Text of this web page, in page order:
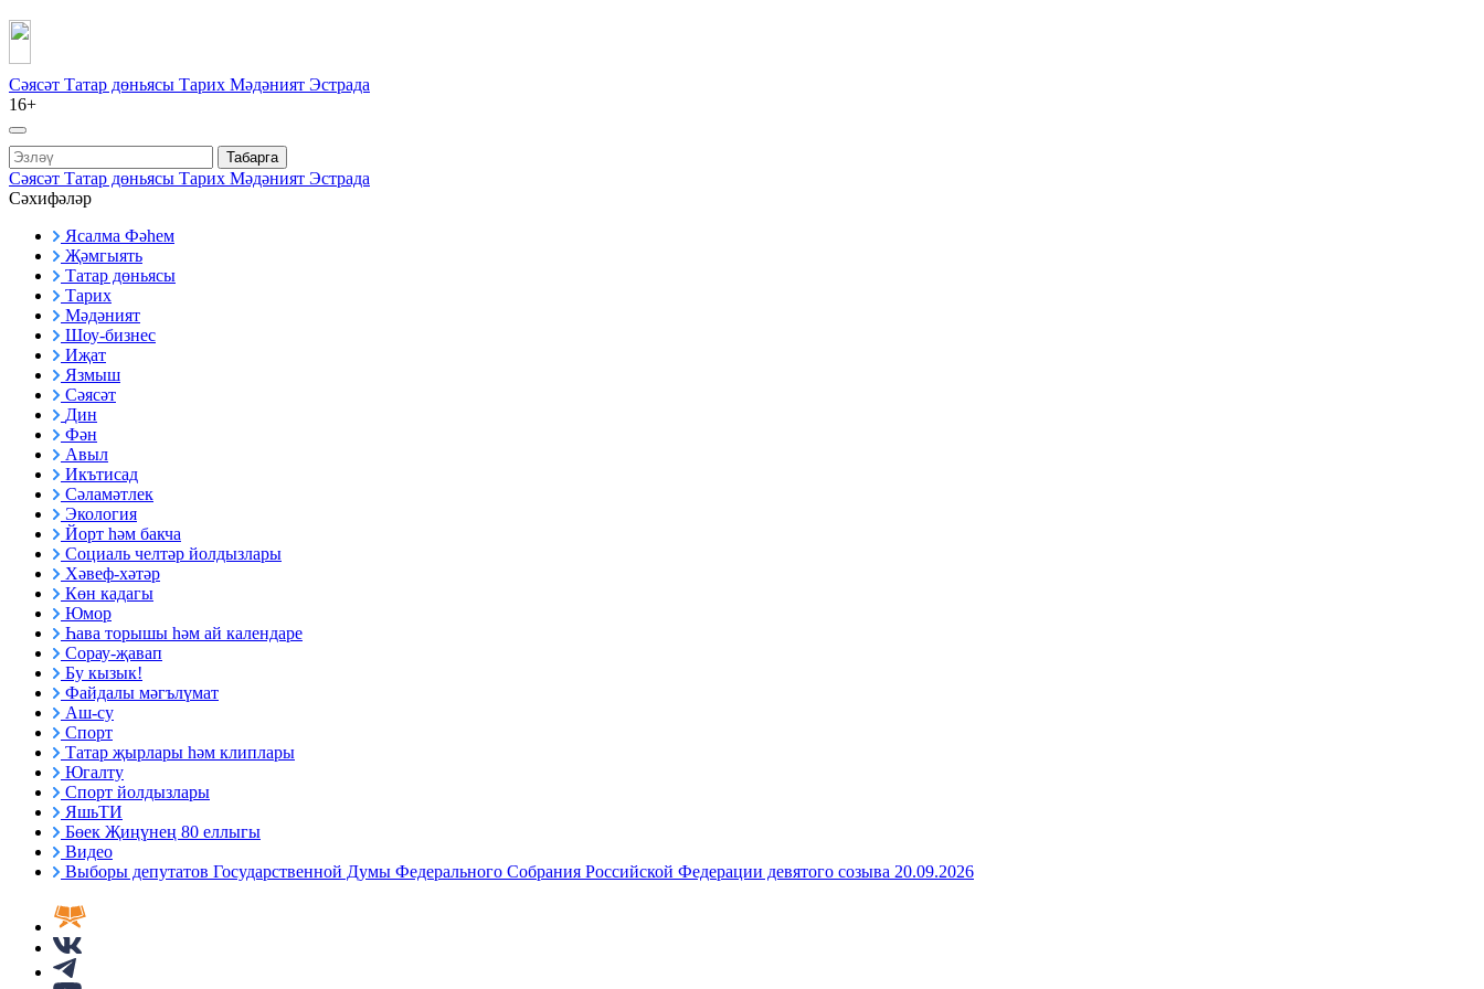
Сәясәт Татар дөньясы Тарих Мәдәният Эстрада
16+
Табарга
Сәясәт Татар дөньясы Тарих Мәдәният Эстрада
Сәхифәләр
Ясалма Фәһем
Җәмгыять
Татар дөньясы
Тарих
Мәдәният
Шоу-бизнес
Иҗат
Язмыш
Сәясәт
Дин
Фән
Авыл
Икътисад
Сәламәтлек
Экология
Йорт һәм бакча
Социаль челтәр йолдызлары
Хәвеф-хәтәр
Көн кадагы
Юмор
Һава торышы һәм ай календаре
Сорау-җавап
Бу кызык!
Файдалы мәгълүмат
Аш-су
Спорт
Татар җырлары һәм клиплары
Югалту
Спорт йолдызлары
ЯшьТИ
Бөек Җиңүнең 80 еллыгы
Видео
Выборы депутатов Государственной Думы Федерального Собрания Российской Федерации девятого созыва 20.09.2026